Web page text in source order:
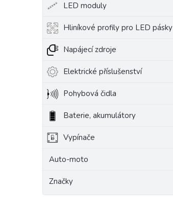
LED moduly
Hliníkové profily pro LED pásky
Napájecí zdroje
Elektrické příslušenství
Pohybová čidla
Baterie, akumulátory
Vypínače
Auto-moto
Značky